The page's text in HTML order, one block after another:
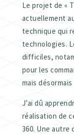
Le projet de «
actuellement
technique qui
technologies.
difficiles,
pour les
mais
J’ai dû
réalisation de
360. Une autre